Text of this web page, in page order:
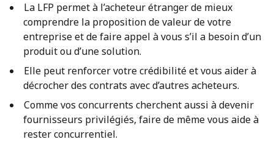
La LFP permet à l’acheteur étranger de mieux
comprendre la proposition de valeur de votre
entreprise et de faire appel à vous s’il a besoin d’un
produit ou d’une solution.
Elle peut renforcer votre crédibilité et vous aider à
décrocher des contrats avec d’autres acheteurs.
Comme vos concurrents cherchent aussi à devenir
fournisseurs privilégiés, faire de même vous aide à
rester concurrentiel.